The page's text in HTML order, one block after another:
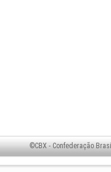
©CBX - Confederação